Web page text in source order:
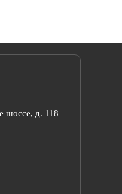
шоссе, д. 118